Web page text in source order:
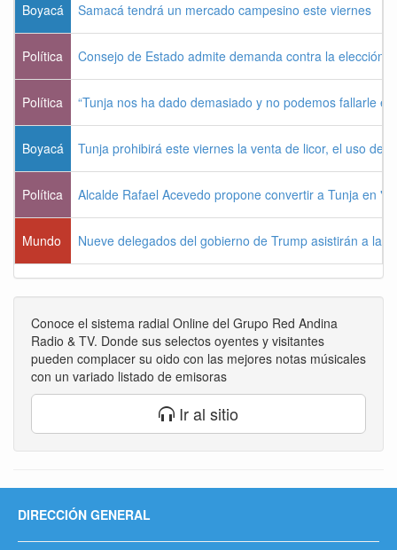
Boyacá Samacá tendrá un mercado campesino este viernes
Política Consejo de Estado admite demanda contra la elección
Política “Tunja nos ha dado demasiado y no podemos fallarle
Boyacá Tunja prohibirá este viernes la venta de licor, el uso de
Política Alcalde Rafael Acevedo propone convertir a Tunja en
Mundo Nueve delegados del gobierno de Trump asistirán a la
Conoce el sistema radial Online del Grupo Red Andina
Radio & TV. Donde sus selectos oyentes y visitantes
pueden complacer su oido con las mejores notas músicales
con un variado listado de emisoras
Ir al sitio
DIRECCIÓN GENERAL